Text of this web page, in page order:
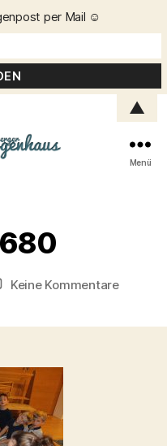
Menü
n
C
ri
t
Keine Kommentarezu
per Mail ☺️
▲